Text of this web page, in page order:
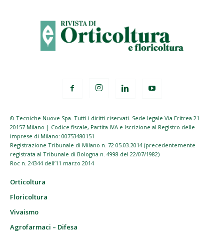
© Tecniche Nuove Spa. Tutti i diritti riservati. Sede legale Via Eritrea 21 -
20157 Milano | Codice fiscale, Partita IVA e Iscrizione al Registro delle
imprese di Milano: 00753480151
Registrazione Tribunale di Milano n. 72 05.03.2014 (precedentemente
registrata al Tribunale di Bologna n. 4998 del 22/07/1982)
Roc n. 24344 dell’11 marzo 2014
Orticoltura
Floricoltura
Vivaismo
Agrofarmaci – Difesa